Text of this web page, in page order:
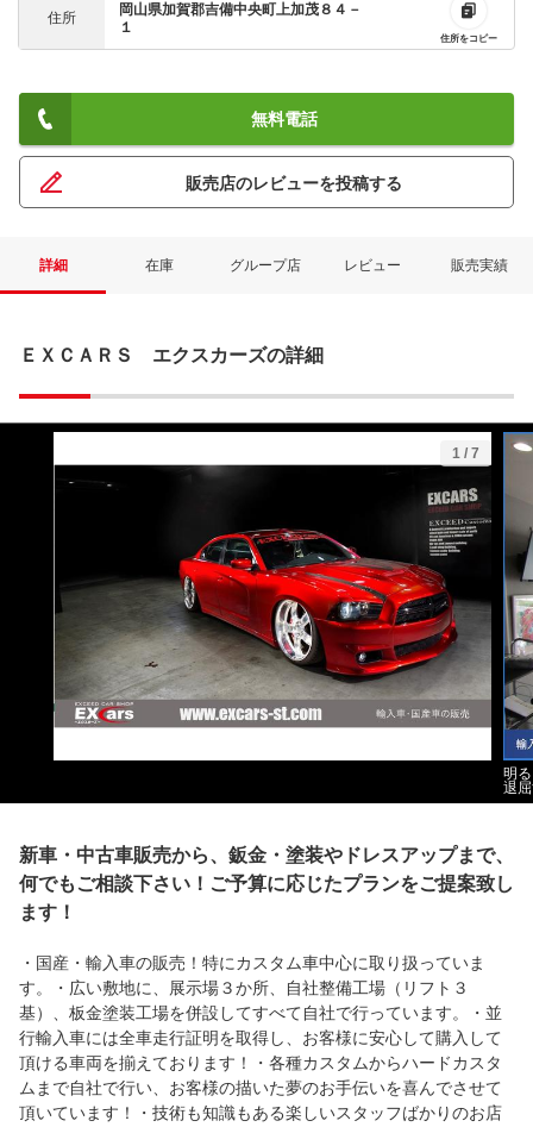
住所
岡山県加賀郡吉備中央町上加茂８４－
１
住所をコピー
無料電話
販売店のレビューを投稿する
詳細 在庫 グループ店 レビュー 販売実績
ＥＸＣＡＲＳ エクスカーズの詳細
1 / 7
明
退
新車・中古車販売から、鈑金・塗装やドレスアップまで、
何でもご相談下さい！ご予算に応じたプランをご提案致し
ます！
・国産・輸入車の販売！特にカスタム車中心に取り扱っていま
す。・広い敷地に、展示場３か所、自社整備工場（リフト３
基）、板金塗装工場を併設してすべて自社で行っています。・並
行輸入車には全車走行証明を取得し、お客様に安心して購入して
頂ける車両を揃えております！・各種カスタムからハードカスタ
ムまで自社で行い、お客様の描いた夢のお手伝いを喜んでさせて
頂いています！・技術も知識もある楽しいスタッフばかりのお店